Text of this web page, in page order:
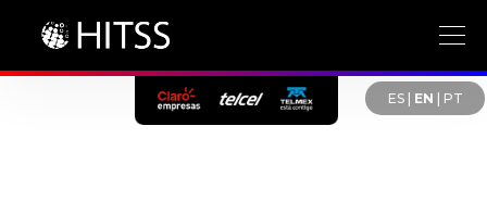
ES| EN PT